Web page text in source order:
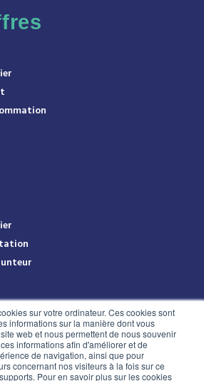
sur votre ordinateur. Ces cookies sont
informations sur la manière dont vous
web et nous permettent de nous souvenir
informations afin d'améliorer et de
de navigation, ainsi que pour
concernant nos visiteurs à la fois sur ce
Pour en savoir plus sur les cookies